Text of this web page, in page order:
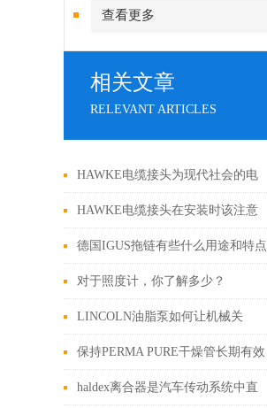
查看更多
相关文章
RELEVANT ARTICLES
HAWKE电缆接头为现代社会的电
力和通信提供了可靠的基础设施支
持
HAWKE电缆接头在安装时该注意
些什么？
德国IGUS拖链有些什么用途和特点
呢？
对于照度计，你了解多少？
LINCOLN油脂泵如何让机械关
节“永葆青春”
保持PERMA PURE干燥管长期有效
工作的关键技巧
haldex离合器是汽车传动系统中直